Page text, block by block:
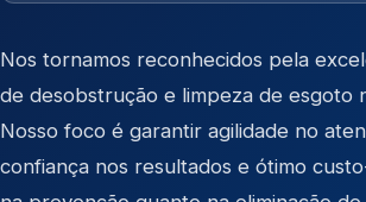
Nos tornamos reconhecidos pela
de desobstrução e limpeza de esgoto
Nosso foco é garantir agilidade no
confiança nos resultados e ótimo